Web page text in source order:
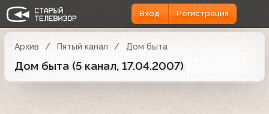
Вход Регистрация
Архив Пятый канал Дом быта
Дом быта (5 канал, 17.04.2007)